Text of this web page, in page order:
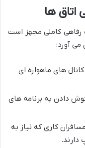
اتاق ها
آکوا ۳ به امکانات رفاهی کاملی مجهز است
می آورد:
های ماهواره ای
دادن به برنامه های
کاری که نیاز به
دارند.